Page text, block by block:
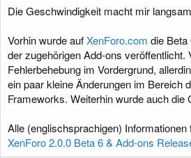
Die Geschwindigkeit macht mir
Vorhin wurde aufXenForo.com die Beta
der zugehörigen Add-ons veröffentlicht.
Fehlerbehebung im Vordergrund,
ein paar kleine Änderungen im Bereich
Frameworks. Weiterhin wurde auch die
Alle (englischsprachigen) Informationen
XenForo 2.0.0 Beta 6 & Add-ons